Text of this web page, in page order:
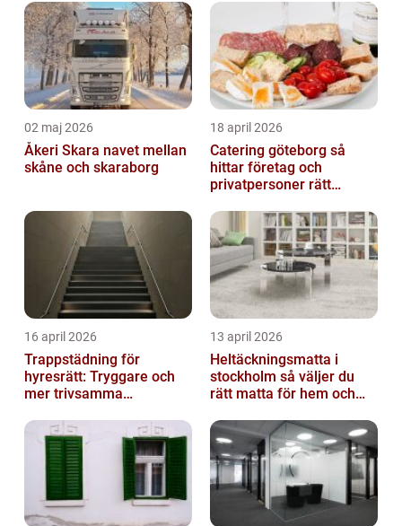
02 maj 2026
Åkeri Skara navet mellan
skåne och skaraborg
18 april 2026
Catering göteborg så
hittar företag och
privatpersoner rätt
16 april 2026
Trappstädning för
hyresrätt: Tryggare och
mer trivsamma
13 april 2026
Heltäckningsmatta i
stockholm så väljer du
rätt matta för hem och